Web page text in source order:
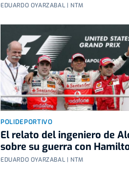
EDUARDO OYARZABAL | NTM
POLIDEPORTIVO
El relato del ingeniero de
sobre su guerra con
EDUARDO OYARZABAL | NTM